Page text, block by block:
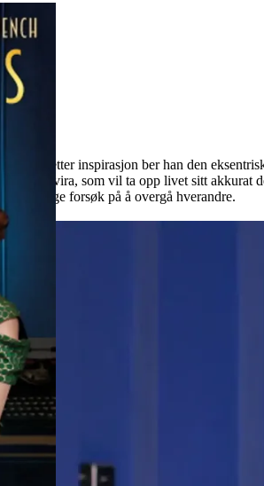
jakt etter inspirasjon ber han den
kone, Elvira, som vil ta opp livet sitt
stadige forsøk på å overgå hverandre.